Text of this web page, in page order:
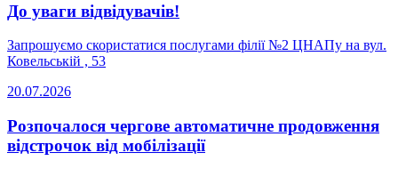
До уваги відвідувачів!
Запрошуємо скористатися послугами філії №2 ЦНАПу на вул.
Ковельській , 53
20.07.2026
Розпочалося чергове автоматичне продовження
відстрочок від мобілізації